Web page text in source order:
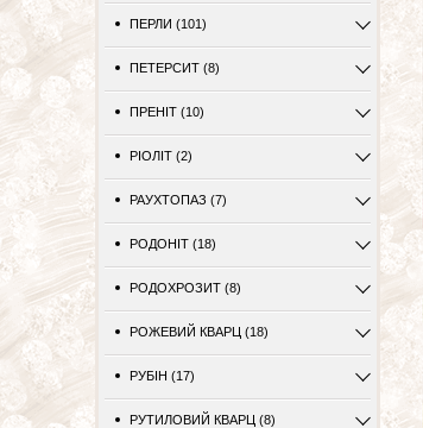
ПЕРЛИ (101)
ПЕТЕРСИТ (8)
ПРЕНІТ (10)
РІОЛІТ (2)
РАУХТОПАЗ (7)
РОДОНІТ (18)
РОДОХРОЗИТ (8)
РОЖЕВИЙ КВАРЦ (18)
РУБІН (17)
РУТИЛОВИЙ КВАРЦ (8)